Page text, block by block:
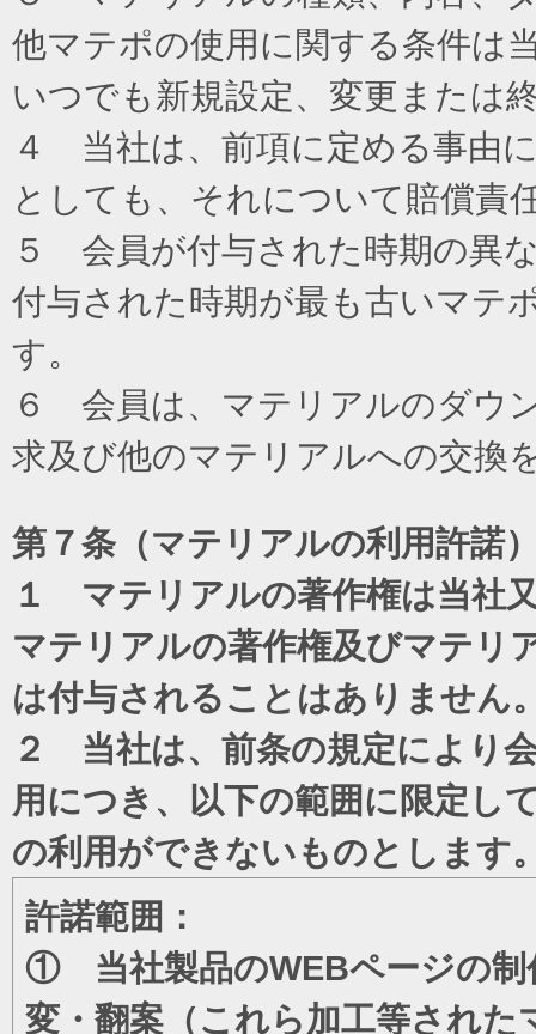
他マテポの使用に関する条件は
いつでも新規設定、変更または
４ 当社は、前項に定める事由
としても、それについて賠償責
５ 会員が付与された時期の異
付与された時期が最も古いマテ
す。
６ 会員は、マテリアルのダウ
求及び他のマテリアルへの交換
第７条（マテリアルの利用許諾
１ マテリアルの著作権は当社
マテリアルの著作権及びマテリ
は付与されることはありません
２ 当社は、前条の規定により
用につき、以下の範囲に限定し
の利用ができないものとします
許諾範囲：
① 当社製品のWEBページの制
変・翻案（これら加工等され